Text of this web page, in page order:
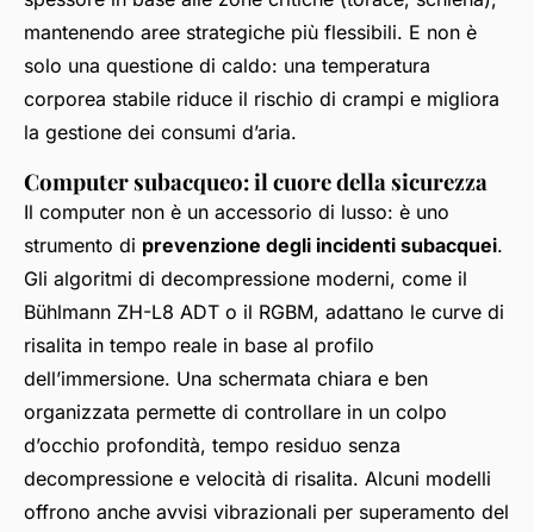
mantenendo aree strategiche più flessibili. E non è
solo una questione di caldo: una temperatura
corporea stabile riduce il rischio di crampi e migliora
la gestione dei consumi d’aria.
Computer subacqueo: il cuore della sicurezza
Il computer non è un accessorio di lusso: è uno
strumento di prevenzione degli incidenti subacquei.
Gli algoritmi di decompressione moderni, come il
Bühlmann ZH-L8 ADT o il RGBM, adattano le curve di
risalita in tempo reale in base al profilo
dell’immersione. Una schermata chiara e ben
organizzata permette di controllare in un colpo
d’occhio profondità, tempo residuo senza
decompressione e velocità di risalita. Alcuni modelli
offrono anche avvisi vibrazionali per superamento del